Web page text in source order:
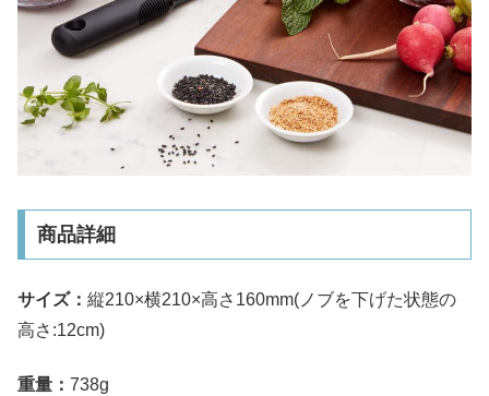
商品詳細
サイズ： 縦210×横210×高さ160mm(ノブを下げた状態の
高さ:12cm)
重量： 738g